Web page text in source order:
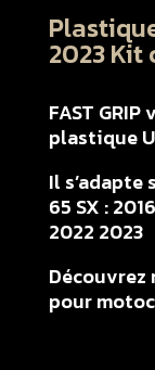
2023 Kit
FAST
plastique
Il s’adapte
65 SX :
2022 2023
pour